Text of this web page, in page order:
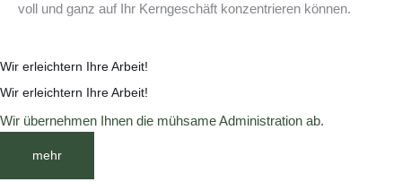
voll und ganz auf Ihr Kerngeschäft konzentrieren können.
Wir erleichtern Ihre Arbeit!
Wir erleichtern Ihre Arbeit!
Wir übernehmen Ihnen die mühsame Administration ab.
mehr